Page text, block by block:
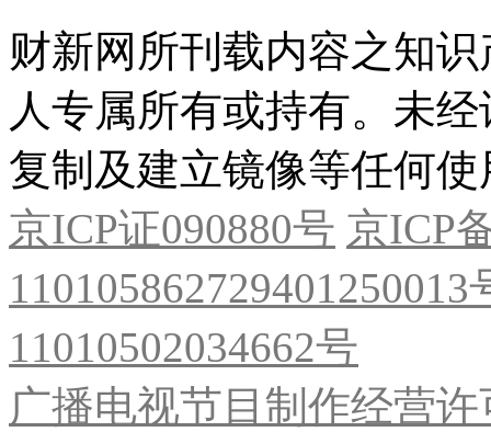
财新网所刊载内容之知
人专属所有或持有。未
复制及建立镜像等任何使
京ICP证090880号 京ICP
11010502034662号
广播电视节目制作经营